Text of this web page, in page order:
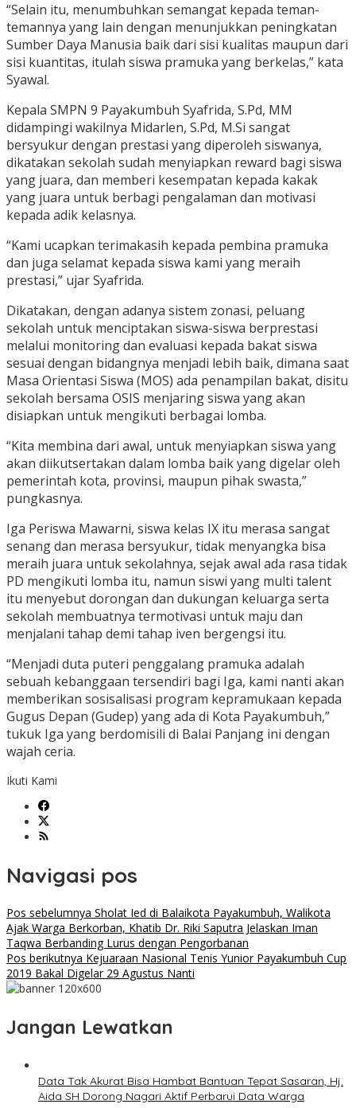
“Selain itu, menumbuhkan semangat kepada teman-
temannya yang lain dengan menunjukkan peningkatan
Sumber Daya Manusia baik dari sisi kualitas maupun dari
sisi kuantitas, itulah siswa pramuka yang berkelas,” kata
Syawal.
Kepala SMPN 9 Payakumbuh Syafrida, S.Pd, MM
didampingi wakilnya Midarlen, S.Pd, M.Si sangat
bersyukur dengan prestasi yang diperoleh siswanya,
dikatakan sekolah sudah menyiapkan reward bagi siswa
yang juara, dan memberi kesempatan kepada kakak
yang juara untuk berbagi pengalaman dan motivasi
kepada adik kelasnya.
“Kami ucapkan terimakasih kepada pembina pramuka
dan juga selamat kepada siswa kami yang meraih
prestasi,” ujar Syafrida.
Dikatakan, dengan adanya sistem zonasi, peluang
sekolah untuk menciptakan siswa-siswa berprestasi
melalui monitoring dan evaluasi kepada bakat siswa
sesuai dengan bidangnya menjadi lebih baik, dimana saat
Masa Orientasi Siswa (MOS) ada penampilan bakat, disitu
sekolah bersama OSIS menjaring siswa yang akan
disiapkan untuk mengikuti berbagai lomba.
“Kita membina dari awal, untuk menyiapkan siswa yang
akan diikutsertakan dalam lomba baik yang digelar oleh
pemerintah kota, provinsi, maupun pihak swasta,”
pungkasnya.
Iga Periswa Mawarni, siswa kelas IX itu merasa sangat
senang dan merasa bersyukur, tidak menyangka bisa
meraih juara untuk sekolahnya, sejak awal ada rasa tidak
PD mengikuti lomba itu, namun siswi yang multi talent
itu menyebut dorongan dan dukungan keluarga serta
sekolah membuatnya termotivasi untuk maju dan
menjalani tahap demi tahap iven bergengsi itu.
“Menjadi duta puteri penggalang pramuka adalah
sebuah kebanggaan tersendiri bagi Iga, kami nanti akan
memberikan sosisalisasi program kepramukaan kepada
Gugus Depan (Gudep) yang ada di Kota Payakumbuh,”
tukuk Iga yang berdomisili di Balai Panjang ini dengan
wajah ceria.
Ikuti Kami
Navigasi pos
Pos sebelumnya Sholat Ied di Balaikota Payakumbuh, Walikota
Ajak Warga Berkorban, Khatib Dr. Riki Saputra Jelaskan Iman
Taqwa Berbanding Lurus dengan Pengorbanan
Pos berikutnya Kejuaraan Nasional Tenis Yunior Payakumbuh Cup
2019 Bakal Digelar 29 Agustus Nanti
Jangan Lewatkan
Data Tak Akurat Bisa Hambat Bantuan Tepat Sasaran, Hj.
Aida SH Dorong Nagari Aktif Perbarui Data Warga